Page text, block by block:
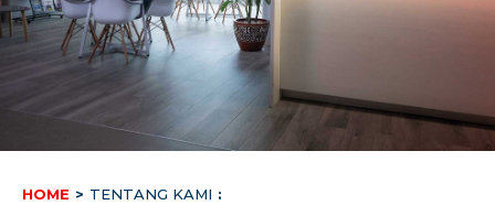
HOME > TENTANG KAMI :